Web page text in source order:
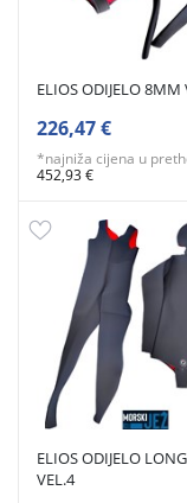
ELIOS ODIJELO 8MM
226,47 €
*najniža cijena u
452,93 €
ELIOS ODIJELO
VEL.4